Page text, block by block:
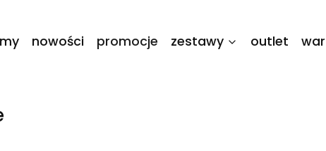
nowości promocje zestawy outlet